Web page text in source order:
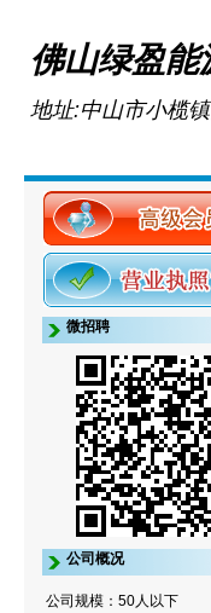
佛山绿盈
地址:中山市小榄
微招聘
公司概况
公司规模：50人以下